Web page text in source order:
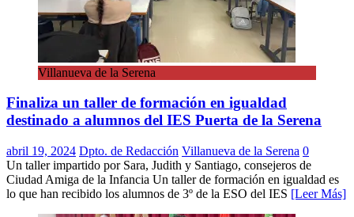
Villanueva de la Serena
Finaliza un taller de formación en igualdad
destinado a alumnos del IES Puerta de la Serena
abril 19, 2024 Dpto. de Redacción Villanueva de la Serena 0
Un taller impartido por Sara, Judith y Santiago, consejeros de
Ciudad Amiga de la Infancia Un taller de formación en igualdad es
lo que han recibido los alumnos de 3º de la ESO del IES [Leer Más]